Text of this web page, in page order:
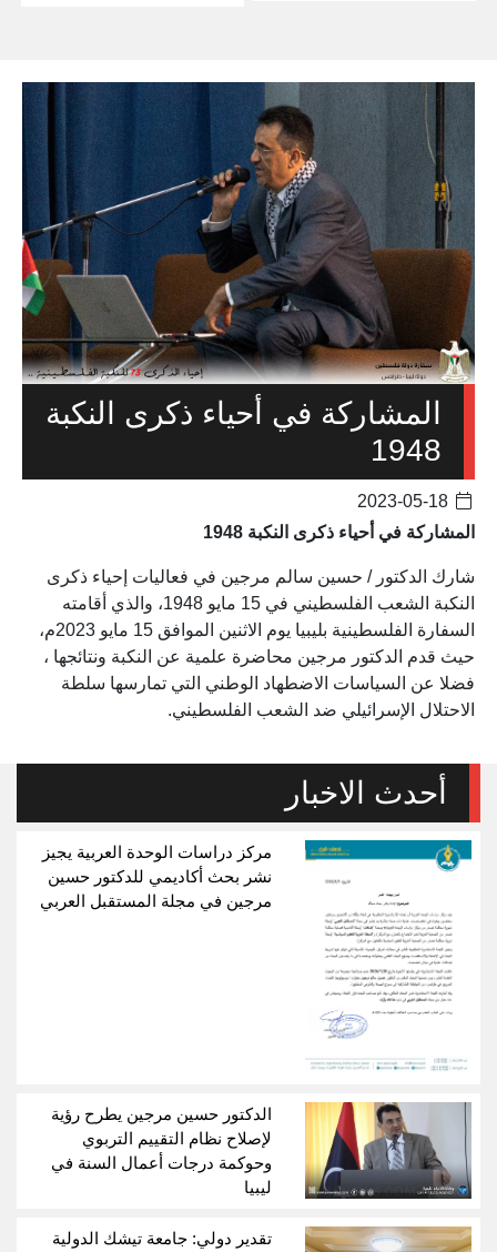
المشاركة في أحياء ذكرى النكبة
1948
المشاركة في أحياء ذكرى النكبة 1948
شارك الدكتور / حسين سالم مرجين في فعاليات إحياء ذكرى
النكبة الشعب الفلسطيني في 15 مايو 1948، والذي أقامته
السفارة الفلسطينية بليبيا يوم الاثنين الموافق 15 مايو 2023م،
حيث قدم الدكتور مرجين محاضرة علمية عن النكبة ونتائجها ،
فضلا عن السياسات الاضطهاد الوطني التي تمارسها سلطة
الاحتلال الإسرائيلي ضد الشعب الفلسطيني.
أحدث الاخبار
مركز دراسات الوحدة العربية يجيز
نشر بحث أكاديمي للدكتور حسين
مرجين في مجلة المستقبل العربي
الدكتور حسين مرجين يطرح رؤية
لإصلاح نظام التقييم التربوي
وحوكمة درجات أعمال السنة في
ليبيا
تقدير دولي: جامعة تيشك الدولية